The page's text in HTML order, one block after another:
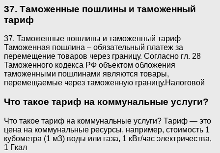
37. Таможенные пошлины и таможенный
тариф
37. Таможенные пошлины и таможенный тариф
Таможенная пошлина – обязательный платеж за
перемещение товаров через границу. Согласно гл. 28
Таможенного кодекса РФ объектом обложения
таможенными пошлинами являются товары,
перемещаемые через таможенную границу.Налоговой
Что такое тариф на коммунальные услуги?
Что такое тариф на коммунальные услуги? Тариф — это
цена на коммунальные ресурсы, например, стоимость 1
кубометра (1 м3) воды или газа, 1 кВт/час электричества,
1 Гкал